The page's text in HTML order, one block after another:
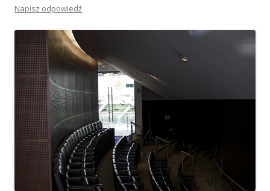
Napisz odpowiedź